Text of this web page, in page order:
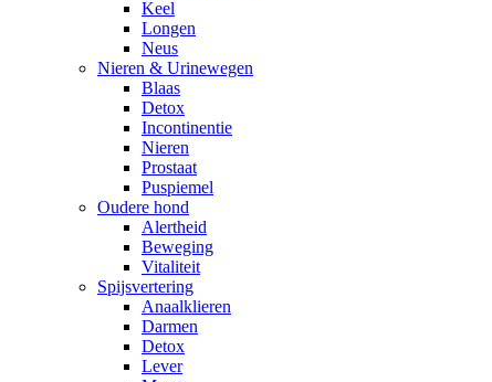
Keel
Longen
Neus
Nieren & Urinewegen
Blaas
Detox
Incontinentie
Nieren
Prostaat
Puspiemel
Oudere hond
Alertheid
Beweging
Vitaliteit
Spijsvertering
Anaalklieren
Darmen
Detox
Lever